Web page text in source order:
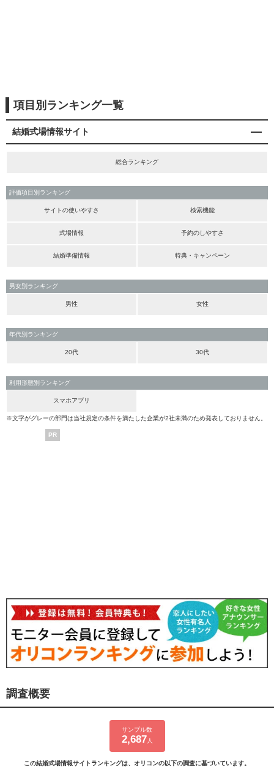
項目別ランキング一覧
結婚式場情報サイト
総合ランキング
評価項目別ランキング
サイトの使いやすさ 検索機能
式場情報 予約のしやすさ
結婚準備情報 特典・キャンペーン
男女別ランキング
男性 女性
年代別ランキング
20代 30代
利用形態別ランキング
スマホアプリ
※文字がグレーの部門は当社規定の条件を満たした企業が2社未満のため発表しておりません。
PR
調査概要
サンプル数
2,687 人
この結婚式場情報サイトランキングは、オリコンの以下の調査に基づいています。